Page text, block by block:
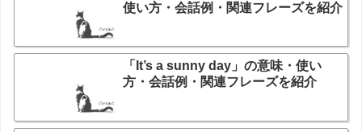
使い方・会話例・関連フレーズを紹介
「It’s a sunny day」の意味・使い
方・会話例・関連フレーズを紹介